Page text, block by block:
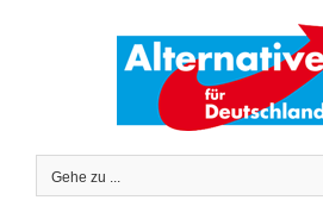
Gehe zu ...